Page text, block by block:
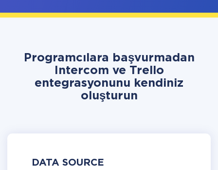
Programcılara başvurmadan
Intercom ve Trello
entegrasyonunu kendiniz
oluşturun
DATA SOURCE